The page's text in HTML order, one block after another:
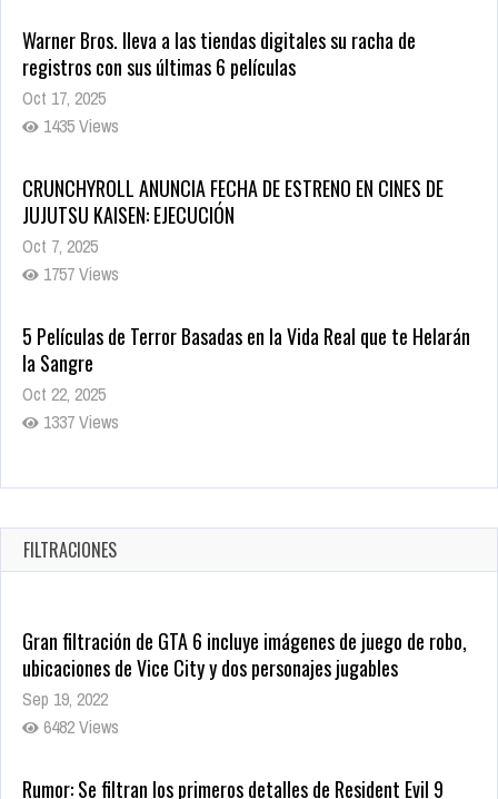
Warner Bros. lleva a las tiendas digitales su racha de
registros con sus últimas 6 películas
Oct 17, 2025
1435 Views
CRUNCHYROLL ANUNCIA FECHA DE ESTRENO EN CINES DE
JUJUTSU KAISEN: EJECUCIÓN
Oct 7, 2025
1757 Views
5 Películas de Terror Basadas en la Vida Real que te Helarán
la Sangre
Oct 22, 2025
1337 Views
Revive el terror: El conjuro 4: Últimos ritos ya está disponible
Oct 20, 2025
1379 Views
FILTRACIONES
Gran filtración de GTA 6 incluye imágenes de juego de robo,
ubicaciones de Vice City y dos personajes jugables
Sep 19, 2022
6482 Views
Rumor: Se filtran los primeros detalles de Resident Evil 9